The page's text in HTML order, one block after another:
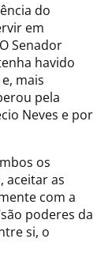
do
em
Senador
havido
mais
pela
Neves e por
os
aceitar as
com a
poderes da
si, o